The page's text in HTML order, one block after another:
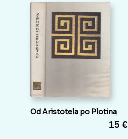
Od Aristotela po Plotina
15 €